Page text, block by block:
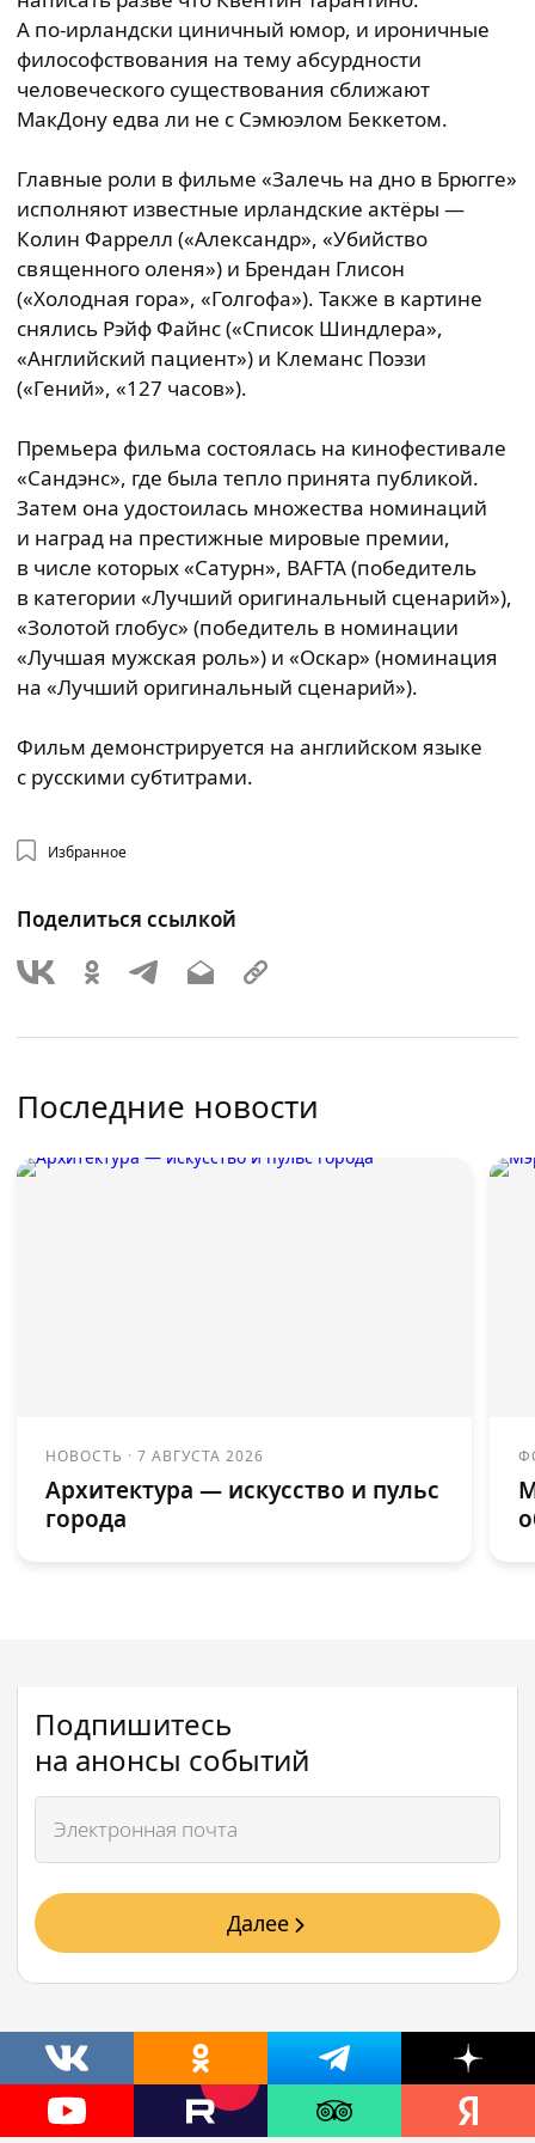
А по-ирландски циничный юмор, и ироничные
философствования на тему абсурдности
человеческого существования сближают
МакДону едва ли не с Сэмюэлом Беккетом.
Главные роли в фильме «Залечь на дно в Брюгге»
исполняют известные ирландские актёры —
Колин Фаррелл («Александр», «Убийство
священного оленя») и Брендан Глисон
(«Холодная гора», «Голгофа»). Также в картине
снялись Рэйф Файнс («Список Шиндлера»,
«Английский пациент») и Клеманс Поэзи
(«Гений», «127 часов»).
Премьера фильма состоялась на кинофестивале
«Сандэнс», где была тепло принята публикой.
Затем она удостоилась множества номинаций
и наград на престижные мировые премии,
в числе которых «Сатурн», BAFTA (победитель
в категории «Лучший оригинальный сценарий»),
«Золотой глобус» (победитель в номинации
«Лучшая мужская роль») и «Оскар» (номинация
на «Лучший оригинальный сценарий»).
Фильм демонстрируется на английском языке
с русскими субтитрами.
Избранное
Поделиться ссылкой
Последние новости
НОВОСТЬ ·7 АВГУСТА 2026
Архитектура — искусство и пульс
города
Подпишитесь
на анонсы событий
Далее